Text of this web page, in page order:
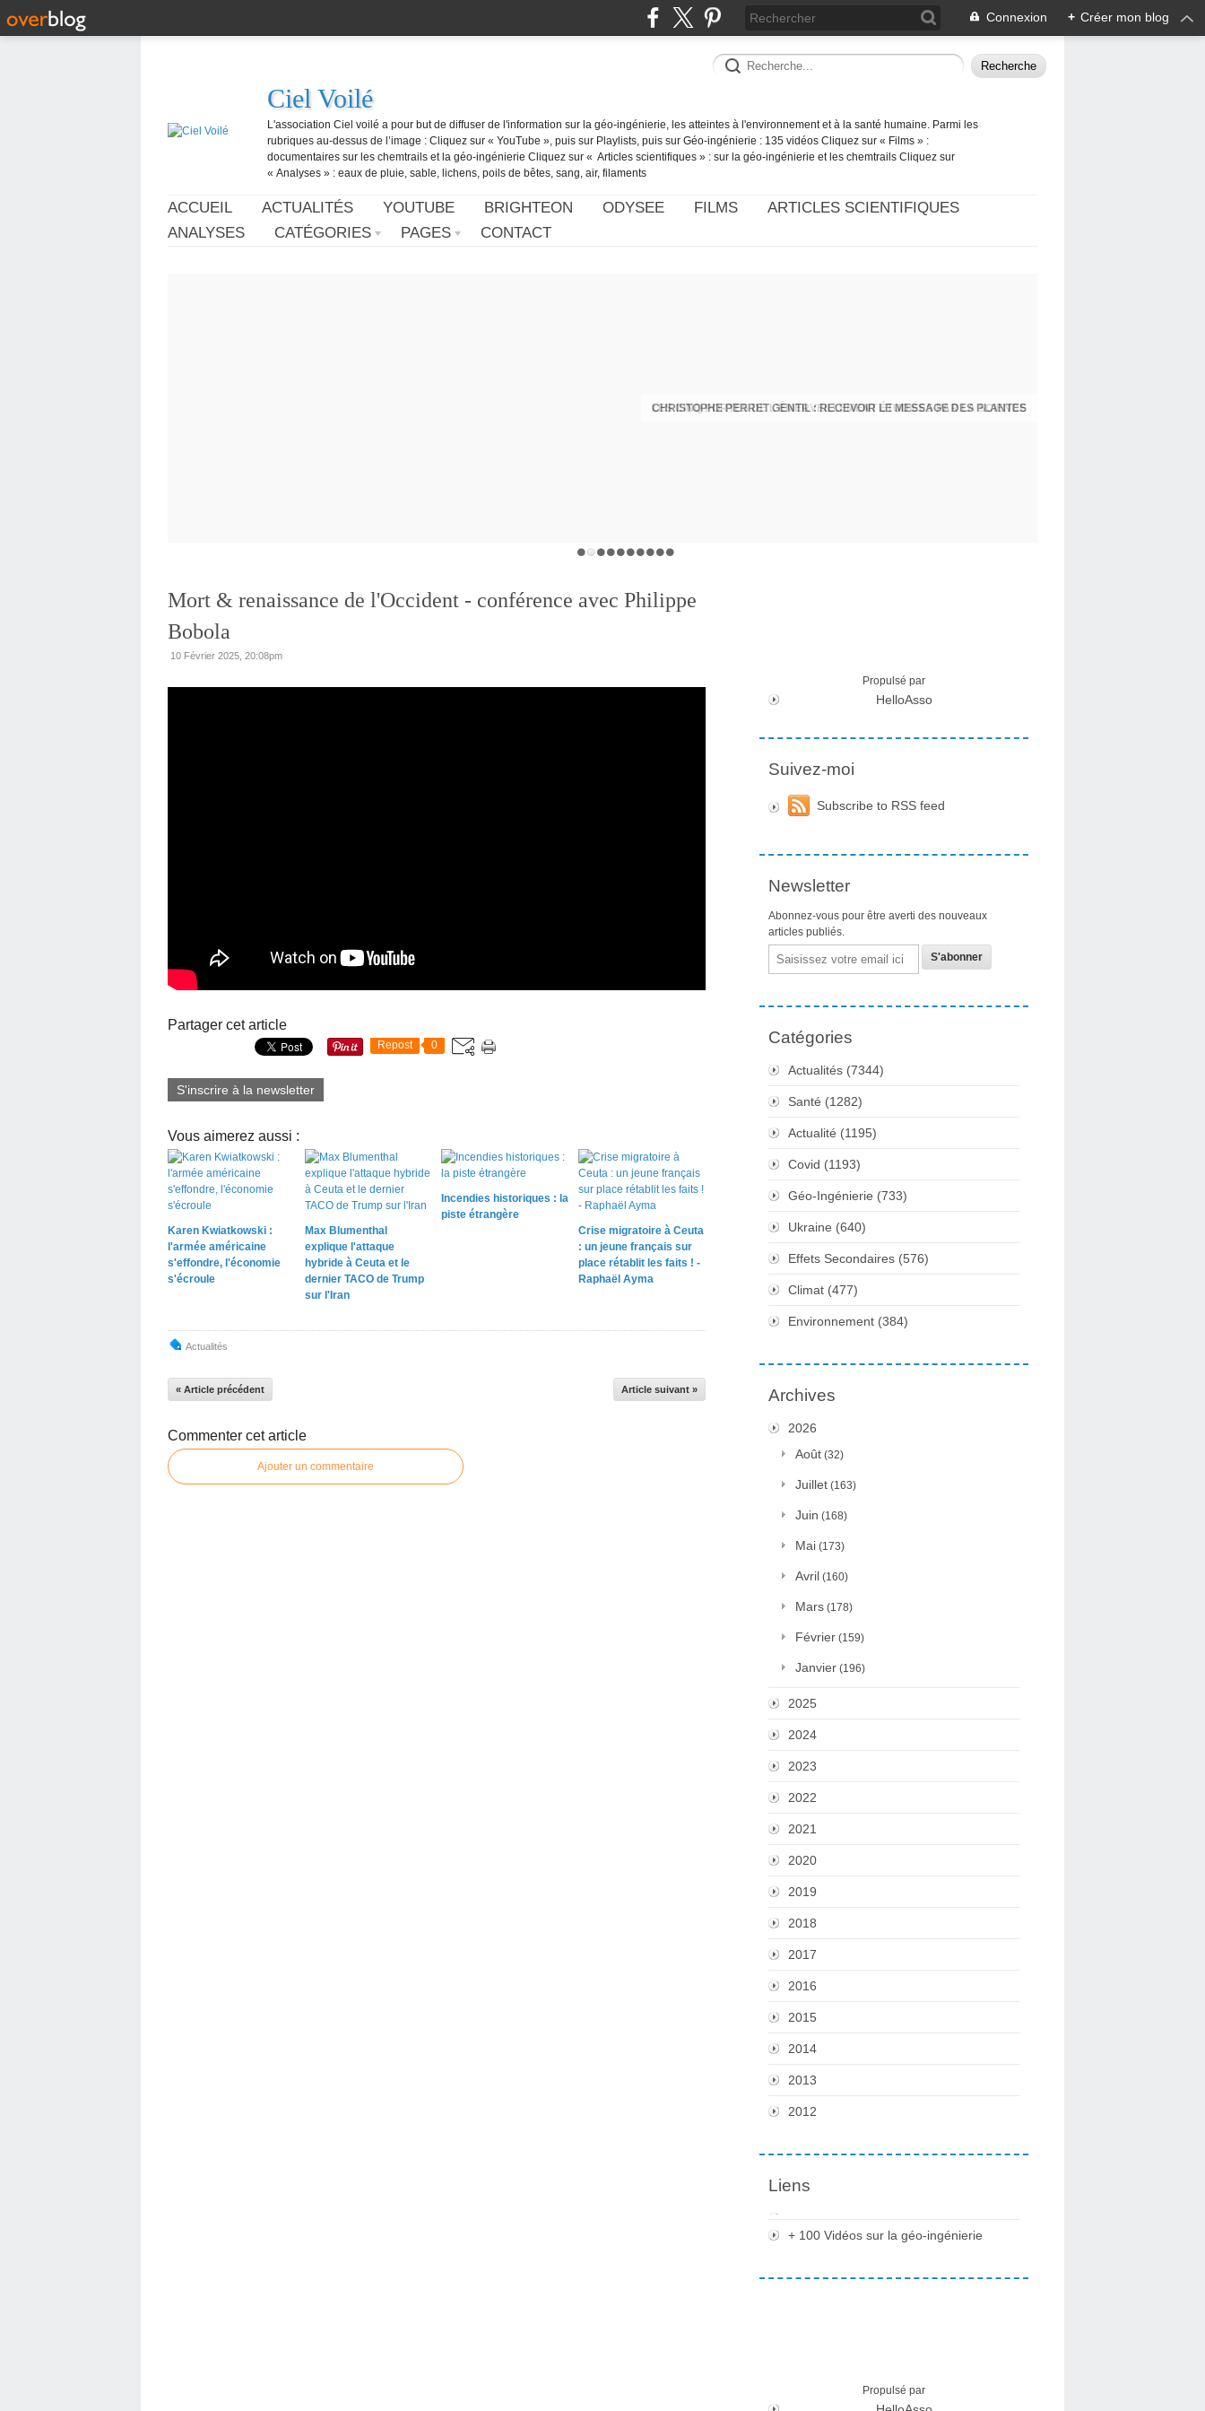
Connexion + Créer mon blog
Ciel Voilé
L'association Ciel voilé a pour but de diffuser de l'information sur la géo-ingénierie, les atteintes à l'environnement et à la santé humaine. Parmi les
rubriques au-dessus de l’image : Cliquez sur « YouTube », puis sur Playlists, puis sur Géo-ingénierie : 135 vidéos Cliquez sur « Films » :
documentaires sur les chemtrails et la géo-ingénierie Cliquez sur « Articles scientifiques » : sur la géo-ingénierie et les chemtrails Cliquez sur
« Analyses » : eaux de pluie, sable, lichens, poils de bêtes, sang, air, filaments
ACCUEIL ACTUALITÉS YOUTUBE BRIGHTEON ODYSEE FILMS
ARTICLES SCIENTIFIQUES
ANALYSES
CATÉGORIES PAGES CONTACT
CHRISTOPHE PERRET GENTIL : RECEVOIR LE MESSAGE DES PLANTES
Mort & renaissance de l'Occident - conférence avec Philippe
Bobola
10 Février 2025, 20:08pm
Partager cet article
Repost 0
S'inscrire à la newsletter
Vous aimerez aussi :
Karen Kwiatkowski :
l'armée américaine
s'effondre, l'économie
s'écroule
Max Blumenthal
explique l'attaque
hybride à Ceuta et le
dernier TACO de Trump
sur l'Iran
Incendies historiques : la
piste étrangère
Crise migratoire à Ceuta
: un jeune français sur
place rétablit les faits ! -
Raphaël Ayma
Actualités
« Article précédent Article suivant »
Commenter cet article
Ajouter un commentaire
Propulsé par
HelloAsso
Suivez-moi
Subscribe to RSS feed
Newsletter
Abonnez-vous pour être averti des nouveaux
articles publiés.
Email
Catégories
Actualités (7344)
Santé (1282)
Actualité (1195)
Covid (1193)
Géo-Ingénierie (733)
Ukraine (640)
Effets Secondaires (576)
Climat (477)
Environnement (384)
Archives
2026
Août (32)
Juillet (163)
Juin (168)
Mai (173)
Avril (160)
Mars (178)
Février (159)
Janvier (196)
2025
2024
2023
2022
2021
2020
2019
2018
2017
2016
2015
2014
2013
2012
Liens
+ 100 Vidéos sur la géo-ingénierie
Propulsé par